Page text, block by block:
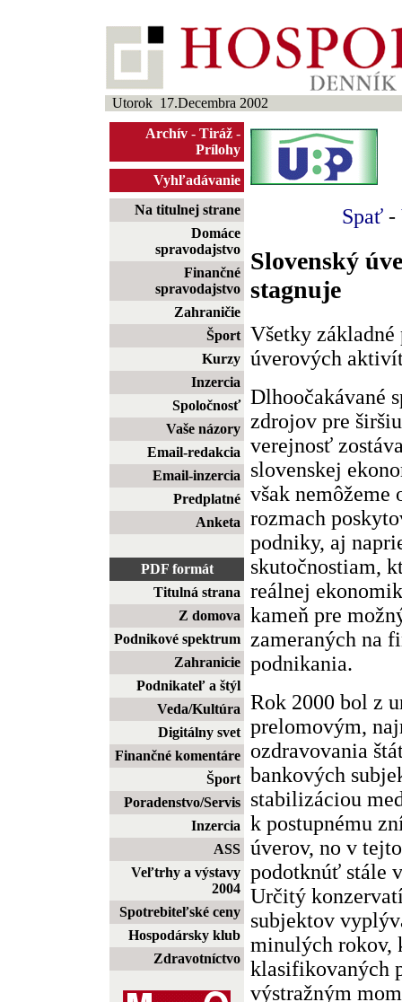
Utorok 17.Decembra 2002
Archív - Tiráž -
Prílohy
Vyhľadávanie
Na titulnej strane
Domáce
spravodajstvo
Finančné
spravodajstvo
Zahraničie
Šport
Kurzy
Inzercia
Spoločnosť
Vaše názory
Email-redakcia
Email-inzercia
Predplatné
Anketa
PDF formát
Titulná strana
Z domova
Podnikové spektrum
Zahranicie
Podnikateľ a štýl
Veda/Kultúra
Digitálny svet
Finančné komentáre
Šport
Poradenstvo/Servis
Inzercia
ASS
Veľtrhy a výstavy
2004
Spotrebiteľské ceny
Hospodársky klub
Zdravotníctvo
Spať -
Slovenský
stagnuje
Všetky
úverových
Dlhoočakávané
zdrojov pre
verejnosť
slovenskej
však nemôžeme
rozmach
podniky, aj
skutočnostiam,
reálnej
kameň pre
zameraných na
podnikania.
Rok 2000 bol z
prelomovým,
ozdravovania
bankových
stabilizáciou
k postupnému
úverov, no v
podotknúť stále
Určitý
subjektov
minulých rokov,
klasifikovaných
výstražným